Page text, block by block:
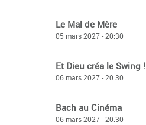
Le Mal de Mère
05 mars 2027 - 20:30
Et Dieu créa le Swing !
06 mars 2027 - 20:30
Bach au Cinéma
06 mars 2027 - 20:30